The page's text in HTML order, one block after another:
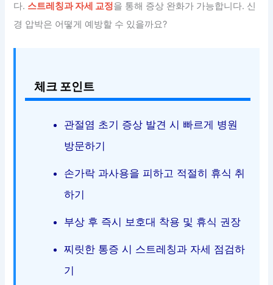
다. 스트레칭과 자세 교정을 통해 증상 완화가 가능합니다. 신
경 압박은 어떻게 예방할 수 있을까요?
체크 포인트
관절염 초기 증상 발견 시 빠르게 병원
방문하기
손가락 과사용을 피하고 적절히 휴식 취
하기
부상 후 즉시 보호대 착용 및 휴식 권장
찌릿한 통증 시 스트레칭과 자세 점검하
기